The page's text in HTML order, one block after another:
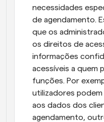
necessidades
de agendamento.
que os
os direitos de
informações
acessíveis a quem
funções. Por
utilizadores
aos dados dos
agendamento,